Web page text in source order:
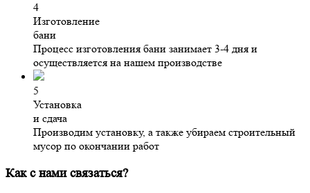
4
Изготовление
бани
Процесс изготовления бани занимает 3-4 дня и
осуществляется на нашем производстве
5
Установка
и сдача
Производим установку, а также убираем строительный
мусор по окончании работ
Как с нами связаться?